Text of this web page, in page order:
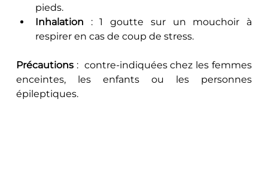
pieds.
Inhalation : 1 goutte sur un mouchoir à
respirer en cas de coup de stress.
Précautions :  contre-indiquées chez les femmes
enceintes, les enfants ou les personnes
épileptiques.